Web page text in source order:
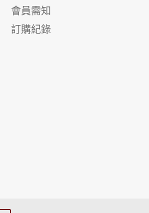
會員需知
訂購紀錄